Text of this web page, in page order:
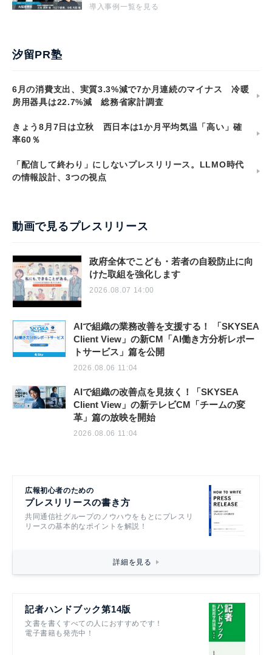
導入事例一覧を見る
汐留PR塾
6月の消費支出、実質3.3%減で7か月連続のマイナス 冷暖
房用器具は22.7%減 総務省家計調査
きょう8月7日は立秋 西日本は1か月平均気温「高い」確
率60％
「配信して終わり」にしないプレスリリース。LLMO時代
の情報設計、3つの視点
動画で見るプレスリリース
政府全体でこども・若者の自殺防止に向
けた取組を強化します
2026.08.07 14:00
AIで組織の業務改善を支援する！ 「SKYSEA
Client View」の新CM「AI働き方分析レポー
トサービス」篇を公開
2026.08.06 11:04
AIで組織の改善点を見抜く！「SKYSEA
Client View」の新テレビCM「チームの変
革」篇の放映を開始
2026.08.06 11:04
広報初心者のための
プレスリリースの書き方
共同通信社グループのノウハウをもとにプレスリ
リースの基本的なポイントを解説！
詳細を見る
記者ハンドブック第14版
文書を書くすべての人におすすめです！
電子書籍も発売中！